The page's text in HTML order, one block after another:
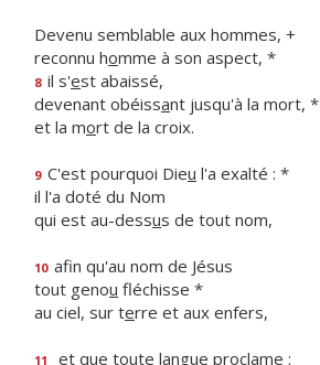
Devenu semblable aux hommes, +
reconnu homme à son aspect, *
8 il s'est abaissé,
devenant obéissant jusqu'à la mort, *
et la mort de la croix.
9 C'est pourquoi Dieu l'a exalté : *
il l'a doté du Nom
qui est au-dessus de tout nom,
10 afin qu'au nom de Jésus
tout genou fléchisse *
au ciel, sur terre et aux enfers,
11
et que toute langue proclame :